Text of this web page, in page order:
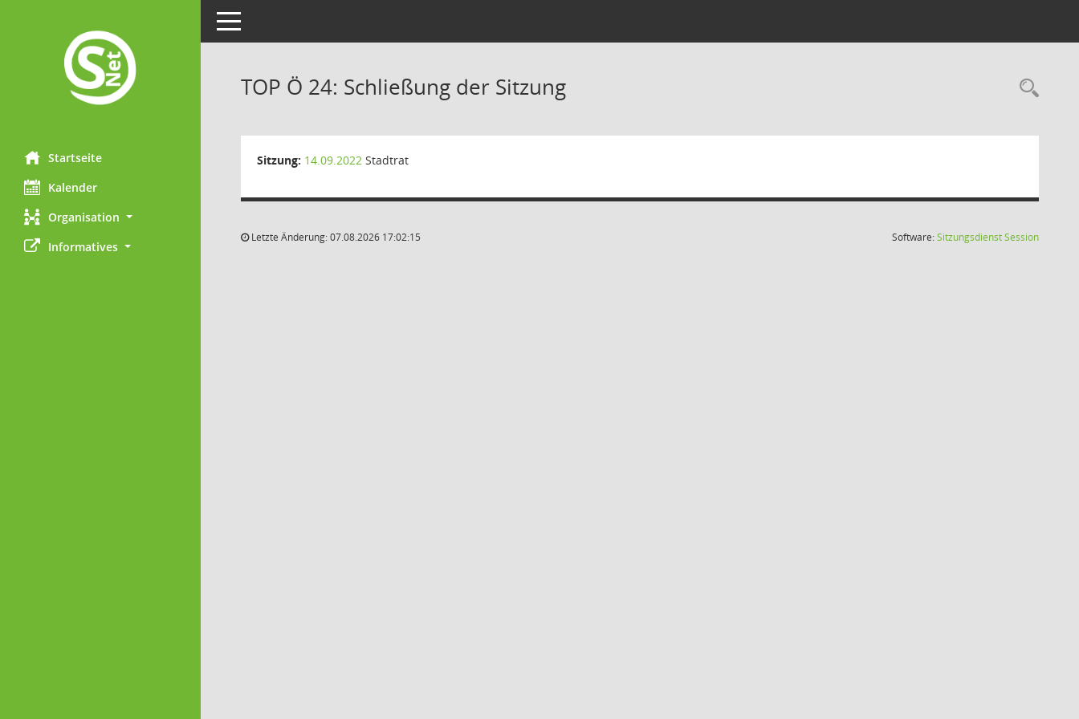
Startseite
Kalender
Organisation
Informatives
Toggle navigation
TOP Ö 24: Schließung der Sitzung
Sitzung: 14.09.2022 Stadtrat
Letzte Änderung: 07.08.2026 17:02:15 Software:SitzungsdienstSession(Wird in